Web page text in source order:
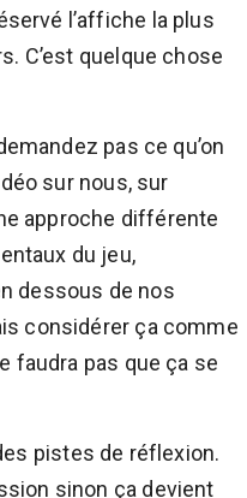
l’affiche la plus
C’est quelque chose
pas ce qu’on
sur nous, sur
approche différente
du jeu,
dessous de nos
considérer ça comme
faudra pas que ça se
pistes de réflexion.
sinon ça devient